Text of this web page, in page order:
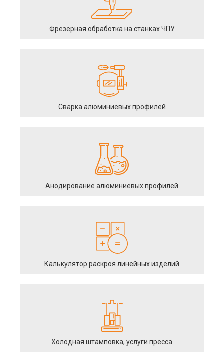
Фрезерная обработка на станках ЧПУ
Сварка алюминиевых профилей
Анодирование алюминиевых профилей
Калькулятор раскроя линейных изделий
Холодная штамповка, услуги пресса